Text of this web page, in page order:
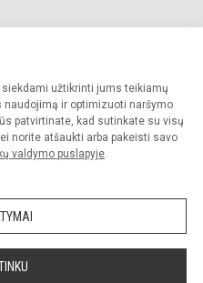
užtikrinti jums teikiamų
naudojimą ir optimizuoti naršymo
patvirtinate, kad sutinkate su visų
norite atšaukti arba pakeisti savo
valdymo puslapyje.
Visos teisės saugomos.
sutikimo griežtai draudžiama.
Slapukų valdymas